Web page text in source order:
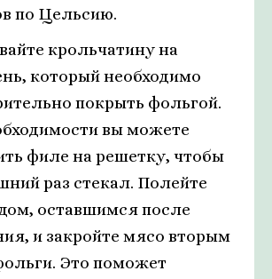
по Цельсию.
крольчатину на
который необходимо
покрыть фольгой.
вы можете
филе на решетку, чтобы
раз стекал. Полейте
оставшимся после
и закройте мясо вторым
Это поможет